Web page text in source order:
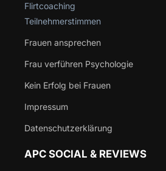
Flirtcoaching
Teilnehmerstimmen
Frauen ansprechen
Frau verführen Psychologie
Kein Erfolg bei Frauen
Impressum
Datenschutzerklärung
APC SOCIAL & REVIEWS